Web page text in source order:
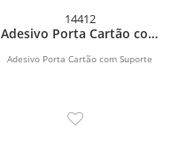
14412
Adesivo Porta Cartão com
Adesivo Porta Cartão com Suporte